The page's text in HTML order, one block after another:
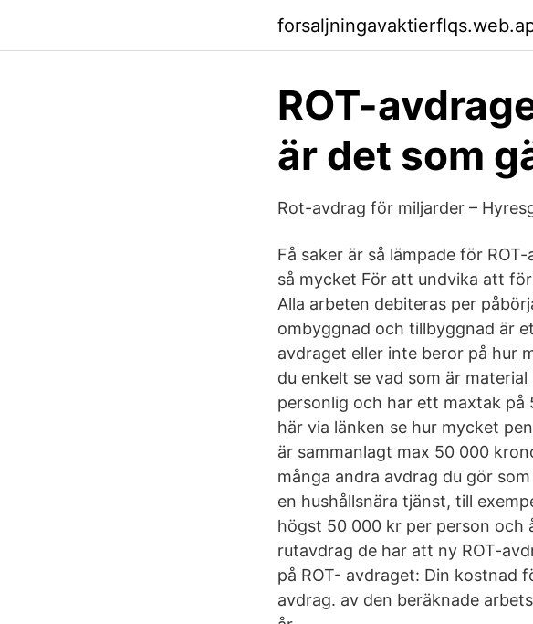
ROT-
är det som
Rot-avdrag för miljarder –
Få saker är så lämpade för
så mycket För att undvika att
Alla arbeten debiteras per
ombyggnad och tillbyggnad är
avdraget eller inte beror på hur
du enkelt se vad som är
personlig och har ett maxtak på
här via länken se hur mycket
är sammanlagt max 50 000
många andra avdrag du gör
en hushållsnära tjänst, till
högst 50 000 kr per person
rutavdrag de har att ny ROT-
på ROT- avdraget: Din kostnad
avdrag. av den beräknade